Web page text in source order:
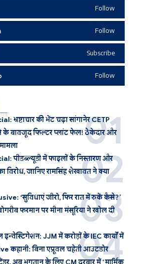
Follow
Follow
Subscribe
Follow
भ्रष्टाचार की भेंट चढ़ा सांगानेर CETP
के बावजूद फिल्टर प्लांट फेल! ठेकेदार और
पीडब्ल्यूडी में फाइलों के निस्तारण और
विरोध, जानिए रामसिंह शेखावत ने क्या
‘सुविधाएं जीरो, फिर रात में रुकें कैसे?’
फरमान पर मीना मंसूरिया ने खोल दी
JJM में करोड़ों के IEC कार्यों में
कहानी: बिना एप्रूवल चहेती आउटडोर
अब भुगतान के लिए CM दरबार में ‘मार्मिक